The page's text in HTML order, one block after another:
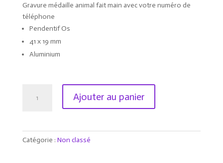
Gravure médaille animal fait main avec votre numéro de
téléphone
Pendentif Os
41 x 19 mm
Aluminium
chien
gravée
Ajouter au panier
Catégorie : Non classé